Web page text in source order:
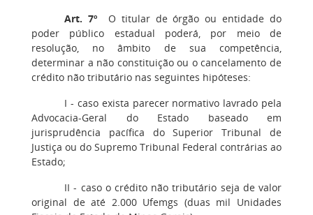
Art. 7º O titular de órgão ou entidade do
poder público estadual poderá, por meio de
resolução, no âmbito de sua competência,
determinar a não constituição ou o cancelamento de
crédito não tributário nas seguintes hipóteses:
I - caso exista parecer normativo lavrado pela
Advocacia-Geral do Estado baseado em
jurisprudência pacífica do Superior Tribunal de
Justiça ou do Supremo Tribunal Federal contrárias ao
Estado;
II - caso o crédito não tributário seja de valor
original de até 2.000 Ufemgs (duas mil Unidades